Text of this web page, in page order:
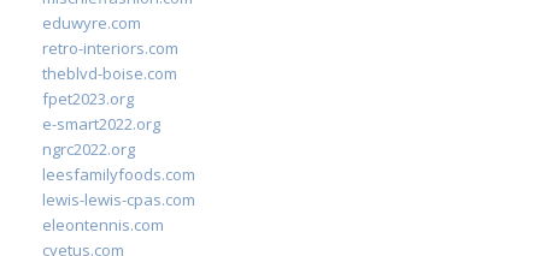
eduwyre.com
retro-interiors.com
theblvd-boise.com
fpet2023.org
e-smart2022.org
ngrc2022.org
leesfamilyfoods.com
lewis-lewis-cpas.com
eleontennis.com
cyetus.com